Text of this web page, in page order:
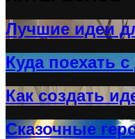
Лучшие идеи
Куда поехать
Как создать
Сказочные